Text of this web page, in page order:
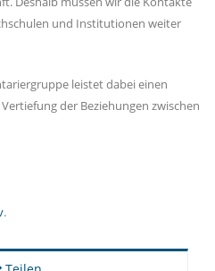
und Institutionen weiter
leistet dabei einen
der Beziehungen zwischen
.